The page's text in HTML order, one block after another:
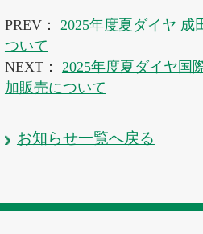
PREV：
2025年度夏ダイヤ 成
ついて
NEXT：
2025年度夏ダイヤ国
加販売について
お知らせ一覧へ戻る